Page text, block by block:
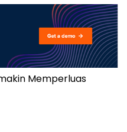
Memperluas